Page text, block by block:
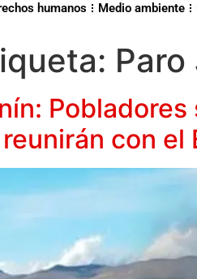
humanos Medio ambiente
Paro
con el